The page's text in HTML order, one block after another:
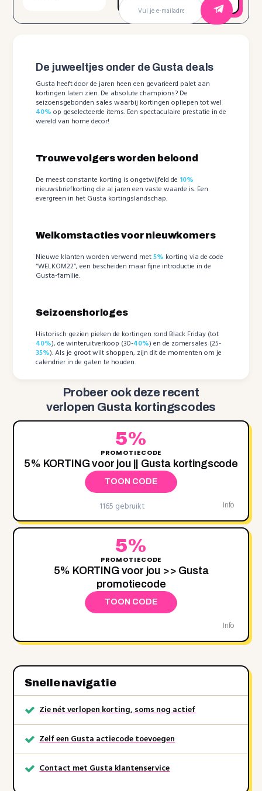
De juweeltjes onder de Gusta deals
Gusta heeft door de jaren heen een gevarieerd palet aan
kortingen laten zien. De absolute champions? De
seizoensgebonden sales waarbij kortingen opliepen tot wel
40% op geselecteerde items. Een spectaculaire prestatie in de
wereld van home decor!
Trouwe volgers worden beloond
De meest constante korting is ongetwijfeld de 10%
nieuwsbriefkorting die al jaren een vaste waarde is. Een
evergreen in het Gusta kortingslandschap.
Welkomstacties voor nieuwkomers
Nieuwe klanten worden verwend met5% korting via de code
“WELKOM22”, een bescheiden maar fijne introductie in de
Gusta-familie.
Seizoenshorloges
Historisch gezien pieken de kortingen rond Black Friday (tot
40%), de winteruitverkoop (30-40%) en de zomersales (25-
35%). Als je groot wilt shoppen, zijn dit de momenten om je
calendrier in de gaten te houden.
Probeer ook deze recent
verlopen Gusta kortingscodes
5%
PROMOTIECODE
5% KORTING voor jou || Gusta kortingscode
TOON CODE
1165 gebruikt Info
5%
PROMOTIECODE
5‌% KORTING voor jou >> Gusta
promotiecode
TOON CODE
Info
Snelle navigatie
Zie nét verlopen korting, soms nog actief
Zelf een Gusta actiecode toevoegen
Contact met Gusta klantenservice